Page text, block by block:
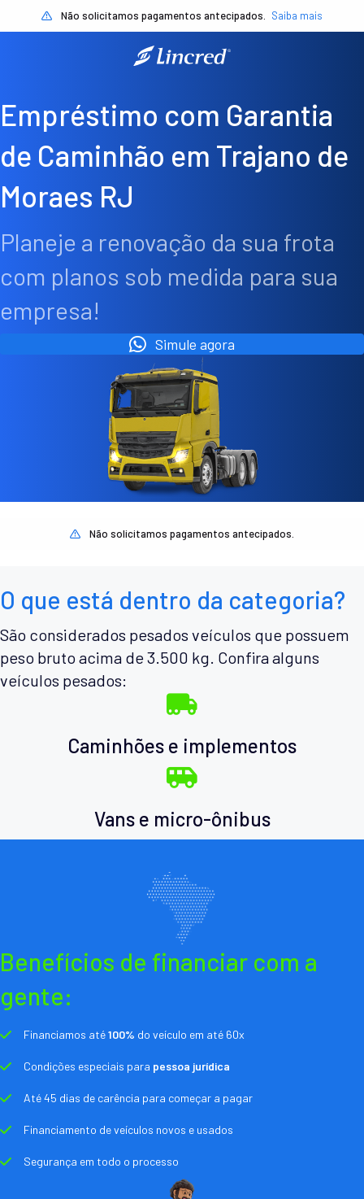
Não solicitamos pagamentos antecipados. Saiba mais
Empréstimo com Garantia
de Caminhão em Trajano de
Moraes RJ
Planeje a renovação da sua frota
com planos sob medida para sua
empresa!
Simule agora
Não solicitamos pagamentos antecipados.
O que está dentro da categoria?
São considerados pesados veículos que possuem
peso bruto acima de 3.500 kg. Confira alguns
veículos pesados:
Caminhões e implementos
Vans e micro-ônibus
Benefícios de financiar com a
gente:
Financiamos até100% do veículo em até 60x
Condições especiais para pessoa jurídica
Até 45 dias de carência para começar a pagar
Financiamento de veículos novos e usados
Segurança em todo o processo